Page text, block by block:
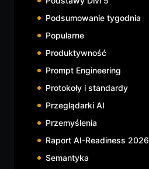
Podsumowanie tygodnia
Popularne
Produktywność
Prompt Engineering
Protokoły i standardy
Przeglądarki AI
Przemyślenia
Raport AI-Readiness 2026
Semantyka